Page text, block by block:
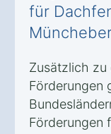
für
Zusätzlich zu
Förderungen
Förderungen